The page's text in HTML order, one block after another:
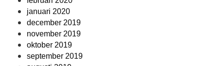
januari 2020
december 2019
november 2019
oktober 2019
september 2019